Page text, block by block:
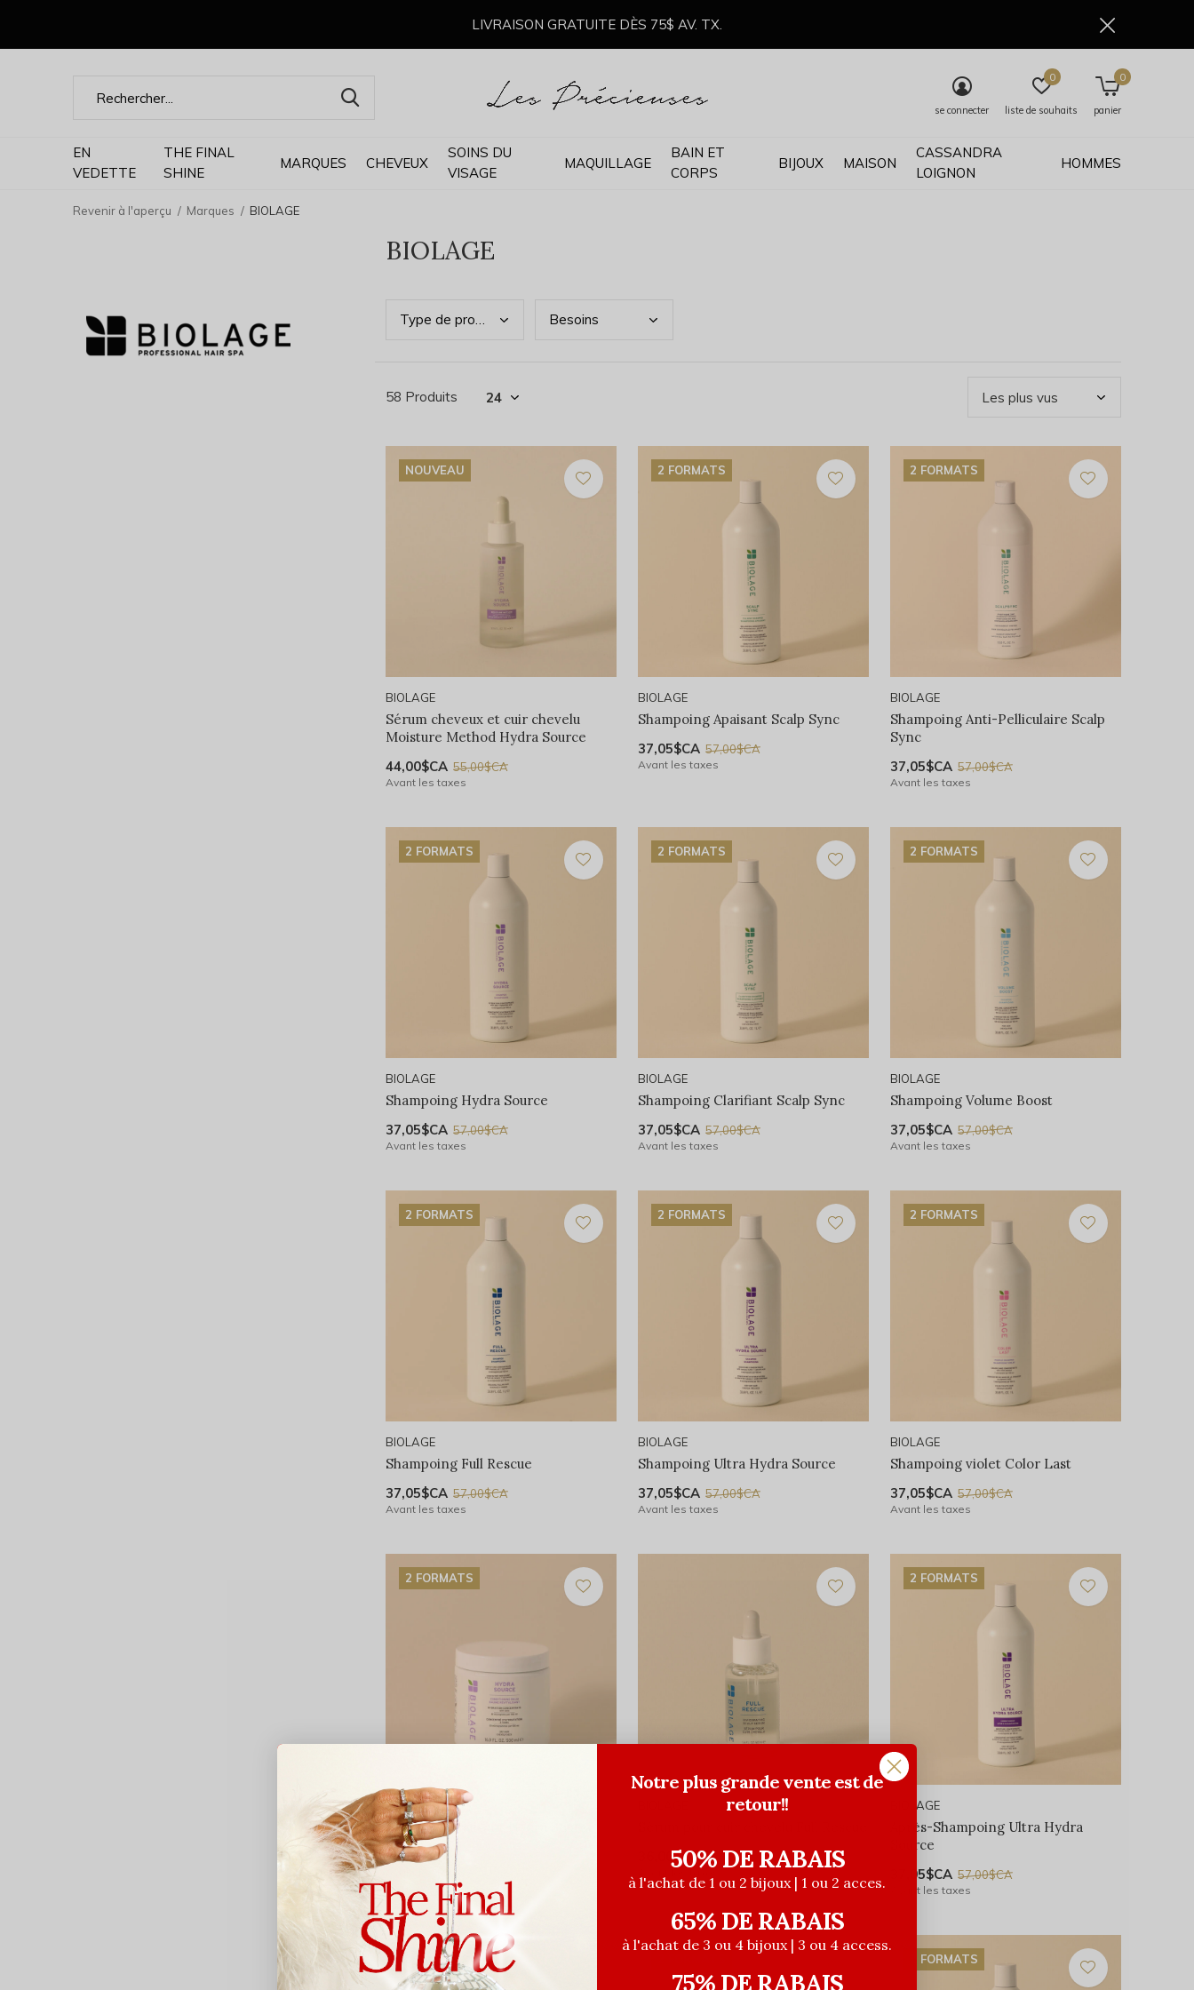
EN
VEDETTE
THE FINAL
SHINE
MARQUES CHEVEUX
SOINS DU
VISAGE
MAQUILLAGE
BAIN ET
CORPS
BIJOUX MAISON
CASSANDRA
LOIGNON
HOMMES
se connecter liste de souhaits
0
panier
0
LIVRAISON GRATUITE DÈS 75$ AV. TX.
Revenir à l'aperçu Marques BIOLAGE
BIOLAGE
Type de produits Besoins
58 Produits
NOUVEAU
BIOLAGE
Sérum cheveux et cuir chevelu
Moisture Method Hydra Source
44,00$CA 55,00$CA
Avant les taxes
2 FORMATS
BIOLAGE
Shampoing Apaisant Scalp Sync
37,05$CA 57,00$CA
Avant les taxes
2 FORMATS
BIOLAGE
Shampoing Anti-Pelliculaire Scalp
Sync
37,05$CA 57,00$CA
Avant les taxes
2 FORMATS
BIOLAGE
Shampoing Hydra Source
37,05$CA 57,00$CA
Avant les taxes
2 FORMATS
BIOLAGE
Shampoing Clarifiant Scalp Sync
37,05$CA 57,00$CA
Avant les taxes
2 FORMATS
BIOLAGE
Shampoing Volume Boost
37,05$CA 57,00$CA
Avant les taxes
2 FORMATS
BIOLAGE
Shampoing Full Rescue
37,05$CA 57,00$CA
Avant les taxes
2 FORMATS
BIOLAGE
Shampoing Ultra Hydra Source
37,05$CA 57,00$CA
Avant les taxes
2 FORMATS
BIOLAGE
Shampoing violet Color Last
37,05$CA 57,00$CA
Avant les taxes
2 FORMATS
BIOLAGE
Baume revitalisant Hydra Source
25,20$CA 36,00$CA
Avant les taxes
36,00$CA 45,00$CA
Avant les taxes
2 FORMATS
BIOLAGE
Après-Shampoing Ultra Hydra
Source
37,05$CA 57,00$CA
Avant les taxes
2 FORMATS
Notre plus grande vente est de
retour!!
50% DE RABAIS
à l'achat de 1 ou 2 bijoux | 1 ou 2 acces.
65% DE RABAIS
à l'achat de 3 ou 4 bijoux | 3 ou 4 access.
75% DE RABAIS